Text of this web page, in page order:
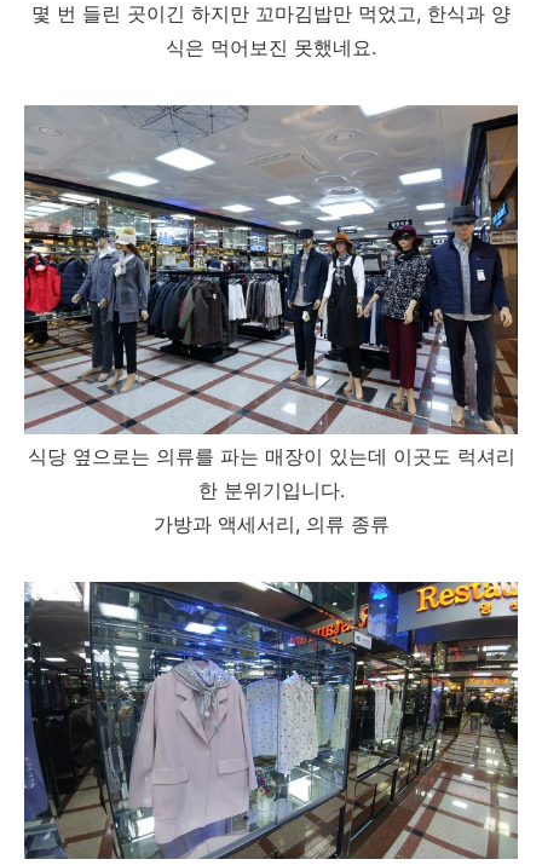
몇 번 들린 곳이긴 하지만 꼬마김밥만 먹었고, 한식과 양
식은 먹어보진 못했네요.
식당 옆으로는 의류를 파는 매장이 있는데 이곳도 럭셔리
한 분위기입니다.
가방과 액세서리, 의류 종류